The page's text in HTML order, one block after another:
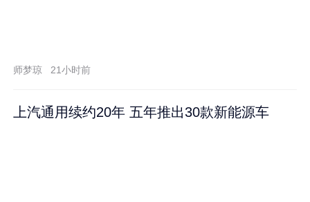
师梦琼 21小时前
上汽通用续约20年 五年推出30款新能源车